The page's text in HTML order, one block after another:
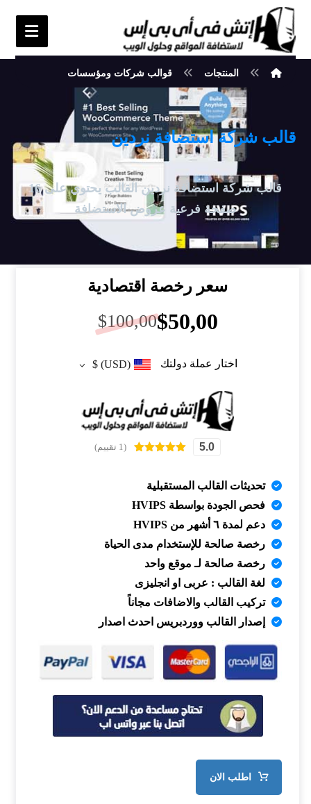
المنتجات قوالب شركات ومؤسسات
قالب شركة استضافة نردين
قالب شركة استضافة نردين القالب يحتوي على 16
صفحة فرعية عروض الاستضافة
سعر رخصة اقتصادية
$100,00$50,00
اختار عملة دولتك (USD)
$
5.0
بناءً على
تقييم عميل
واحد
(1 تقييم)
تحديثات القالب المستقبلية
فحص الجودة بواسطة HVIPS
دعم لمدة ٦ أشهر من HVIPS
رخصة صالحة للإستخدام مدى الحياة
رخصة صالحة لـ موقع واحد
لغة القالب : عربى او انجليزى
تركيب القالب والاضافات مجاناً
إصدار القالب ووردبريس احدث اصدار
اطلب الان